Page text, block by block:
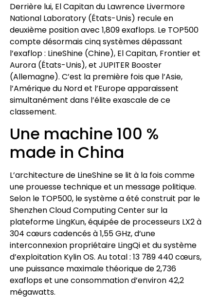
Derrière lui, El Capitan du Lawrence Livermore
National Laboratory (États-Unis) recule en
deuxième position avec 1,809 exaflops. Le TOP500
compte désormais cinq systèmes dépassant
l’exaflop : LineShine (Chine), El Capitan, Frontier et
Aurora (États-Unis), et JUPITER Booster
(Allemagne). C’est la première fois que l’Asie,
l’Amérique du Nord et l’Europe apparaissent
simultanément dans l’élite exascale de ce
classement.
Une machine 100 %
made in China
L’architecture de LineShine se lit à la fois comme
une prouesse technique et un message politique.
Selon le TOP500, le système a été construit par le
Shenzhen Cloud Computing Center sur la
plateforme LingKun, équipée de processeurs LX2 à
304 cœurs cadencés à 1,55 GHz, d’une
interconnexion propriétaire LingQi et du système
d’exploitation Kylin OS. Au total : 13 789 440 cœurs,
une puissance maximale théorique de 2,736
exaflops et une consommation d’environ 42,2
mégawatts.